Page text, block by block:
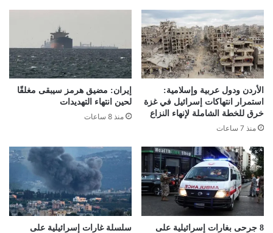
الأردن ودول عربية وإسلامية:
استمرار انتهاكات إسرائيل في غزة
خرق للخطة الشاملة لإنهاء النزاع
منذ 7 ساعات
إيران: مضيق هرمز سيبقى مغلقًا
لحين انتهاء التهديدات
منذ 8 ساعات
8 جرحى بغارات إسرائيلية على
سلسلة غارات إسرائيلية على